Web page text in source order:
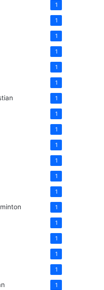
1
1
1
1
1
1
1
1
1
1
1
1
1
1
1
1
1
1
1